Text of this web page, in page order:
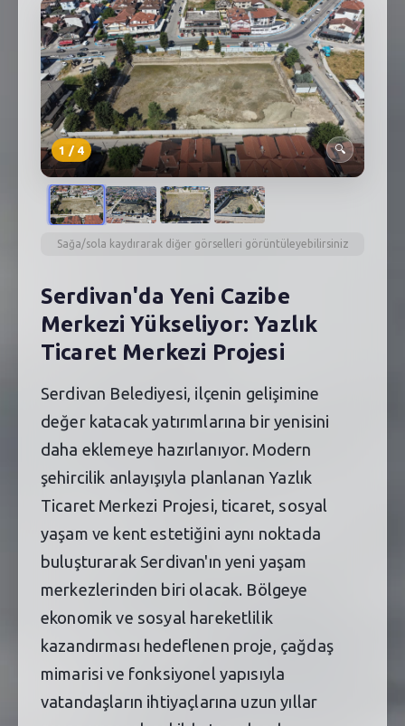
1 /4 🔍
Sağa/sola kaydırarak diğer görselleri görüntüleyebilirsiniz
Serdivan'da Yeni Cazibe
Merkezi Yükseliyor: Yazlık
Ticaret Merkezi Projesi
Serdivan Belediyesi, ilçenin gelişimine
değer katacak yatırımlarına bir yenisini
daha eklemeye hazırlanıyor. Modern
şehircilik anlayışıyla planlanan Yazlık
Ticaret Merkezi Projesi, ticaret, sosyal
yaşam ve kent estetiğini aynı noktada
buluşturarak Serdivan'ın yeni yaşam
merkezlerinden biri olacak. Bölgeye
ekonomik ve sosyal hareketlilik
kazandırması hedeflenen proje, çağdaş
mimarisi ve fonksiyonel yapısıyla
vatandaşların ihtiyaçlarına uzun yıllar
SEBİK
E NÖBETÇI ECZANELER
SABSIS - AFET
TRAFIKPARK
KÜREK
PARKLAR
PAZAR YERLERI
ATIK YÖNETIM
PLANETARYUM